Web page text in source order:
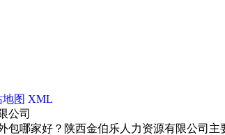
地图 XML
公司
哪家好？陕西金伯乐人力资源有限公司